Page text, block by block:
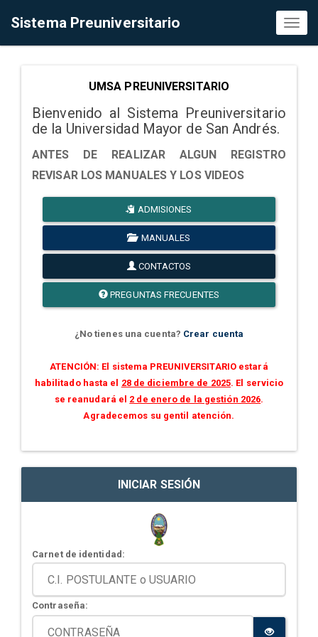
Sistema Preuniversitario
UMSA PREUNIVERSITARIO
Bienvenido al Sistema Preuniversitario
de la Universidad Mayor de San Andrés.
ANTES DE REALIZAR ALGUN REGISTRO
REVISAR LOS MANUALES Y LOS VIDEOS
ADMISIONES
MANUALES
CONTACTOS
PREGUNTAS FRECUENTES
¿No tienes una cuenta? Crear cuenta
ATENCIÓN: El sistema PREUNIVERSITARIO estará
habilitado hasta el 28 de diciembre de 2025. El servicio
se reanudará el 2 de enero de la gestión 2026.
Agradecemos su gentil atención.
INICIAR SESIÓN
Carnet de identidad:
Contraseña: